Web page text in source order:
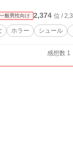
一般男性向け 2,374 位 /
ホラー シュール
感想数 1